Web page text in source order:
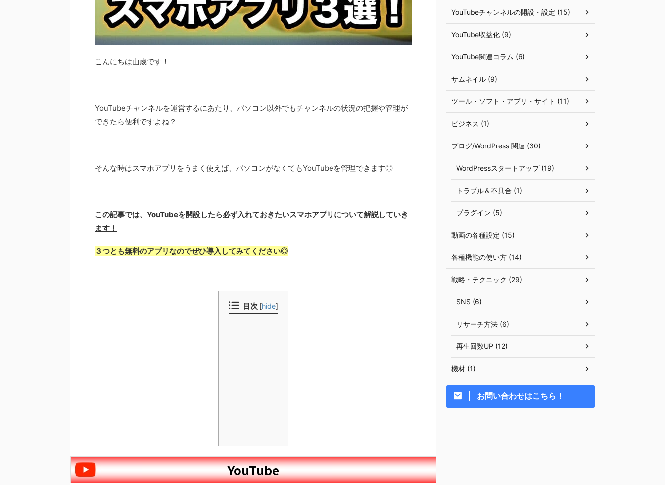
こんにちは山蔵です！
YouTubeチャンネルを運営するにあたり、パソコン以外でもチャンネルの状況の把握や管理が
できたら便利ですよね？
そんな時はスマホアプリをうまく使えば、パソコンがなくてもYouTubeを管理できます◎
この記事では、YouTubeを開設したら必ず入れておきたいスマホアプリについて解説していき
ます！
３つとも無料のアプリなのでぜひ導入してみてください◎
目次 [hide]
YouTube
YouTubeチャンネルの開設・設定 (15)
YouTube収益化 (9)
YouTube関連コラム (6)
サムネイル (9)
ツール・ソフト・アプリ・サイト (11)
ビジネス (1)
ブログ/WordPress 関連 (30)
WordPressスタートアップ (19)
トラブル＆不具合 (1)
プラグイン (5)
動画の各種設定 (15)
各種機能の使い方 (14)
戦略・テクニック (29)
SNS (6)
リサーチ方法 (6)
再生回数UP (12)
機材 (1)
お問い合わせはこちら！